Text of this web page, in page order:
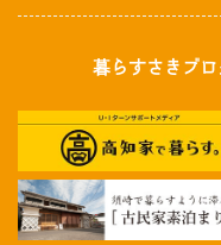
暮らすさきブロ